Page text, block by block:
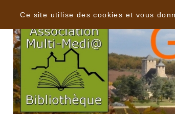
Ce site utilise des cookies et vous